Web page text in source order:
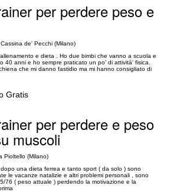
per perdere peso e
de' Pecchi (Milano)
e dieta . Ho due bimbi che vanno a scuola e
40 anni e ho sempre praticato un po' di attività' fisica.
che mi danno fastidio ma mi hanno consigliato di
Gratis
per perdere e peso
muscoli
Pioltello (Milano)
una dieta ferrea e tanto sport ( da solo ) sono
le vacanze natalizie e altri problemi personali , sono
76 ( peso attuale ) perdendo la motivazione e la